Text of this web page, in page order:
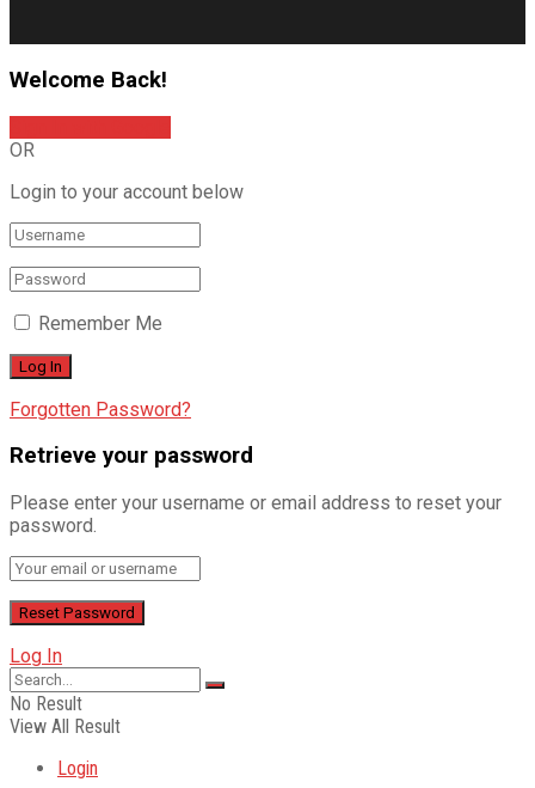
Welcome Back!
OR
Login to your account below
Remember Me
Forgotten Password?
Retrieve your password
Please enter your username or email address to reset your
password.
Log In
No Result
View All Result
Login